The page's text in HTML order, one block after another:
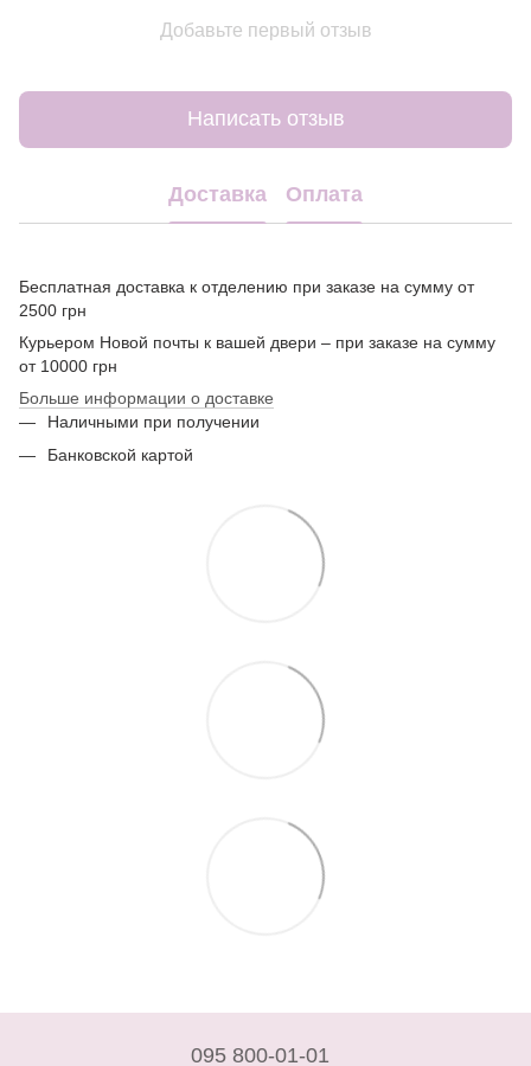
Добавьте первый отзыв
Написать отзыв
Доставка Оплата
Бесплатная доставка к отделению при заказе на сумму от
2500 грн
Курьером Новой почты к вашей двери – при заказе на сумму
от 10000 грн
Больше информации о доставке
Наличными при получении
Банковской картой
095 800-01-01